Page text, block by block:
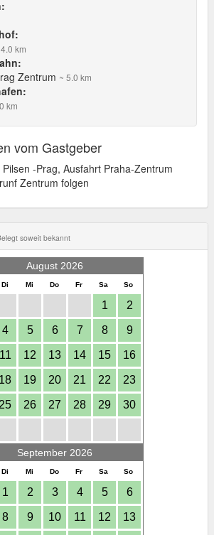
km
Zentrum ~ 5.0 km
km
vom Gastgeber
-Prag, Ausfahrt Praha-Zentrum
Zentrum folgen
soweit bekannt
August 2026
Di Mi Do Fr Sa So
1 2
4 5 6 7 8 9
11 12 13 14 15 16
18 19 20 21 22 23
25 26 27 28 29 30
September 2026
Di Mi Do Fr Sa So
1 2 3 4 5 6
8 9 10 11 12 13